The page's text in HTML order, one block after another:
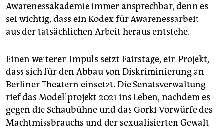
Awarenessakademie immer ansprechbar, denn es
sei wichtig, dass ein Kodex für Awarenessarbeit
aus der tatsächlichen Arbeit heraus entstehe.
Einen weiteren Impuls setzt Fairstage, ein Projekt,
dass sich für den Abbau von Diskriminierung an
Berliner Theatern einsetzt. Die Senatsverwaltung
rief das Modellprojekt 2021 ins Leben, nachdem es
gegen die Schaubühne und das Gorki Vorwürfe des
Machtmissbrauchs und der sexualisierten Gewalt